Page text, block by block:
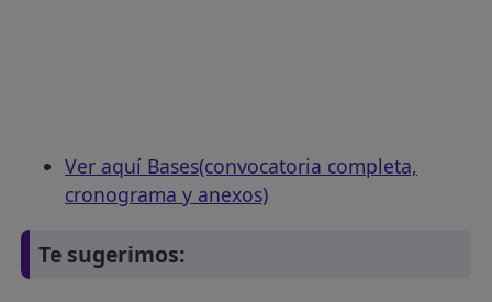
Ver aquí Bases(convocatoria completa,
cronograma y anexos)
Te sugerimos: